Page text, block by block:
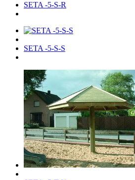
SETA -5-S-R
SETA -5-S-S